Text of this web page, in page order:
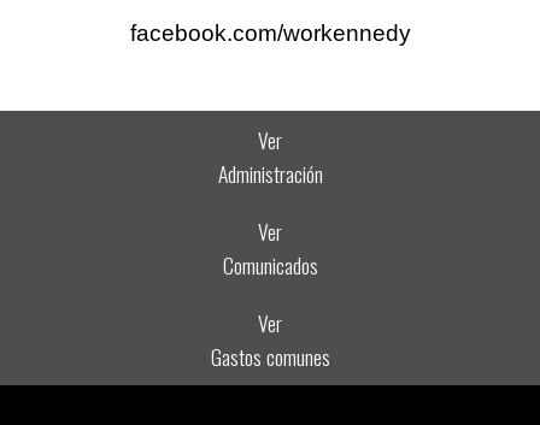
facebook.com/workennedy
Ver
Administración
Ver
Comunicados
Ver
Gastos comunes